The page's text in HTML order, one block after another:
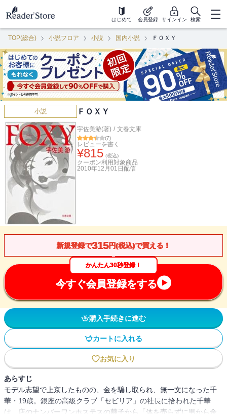
はじめて 会員登録 サインイン 検索
TOP(総合) 小説フロア 小説 国内小説 ＦＯＸＹ
小説 ＦＯＸＹ
宇佐美游(著) / 文春文庫
(7)
レビューを書く
¥815 (税込)
クーポン利用対象商品
2010年12月01日 配信
新規登録で315円(税込)で買える！
かんたん30秒登録！
今すぐ会員登録をする
購入手続きに進む
カートに入れる
お気に入り
あらすじ
モデル志望で上京したものの、金を騙し取られ、無一文になった千
華・19歳。銀座の高級クラブ「セビリア」の社長に拾われた千華
は、店のナンバーワンホステスの繭子から「体を売らずに男から金